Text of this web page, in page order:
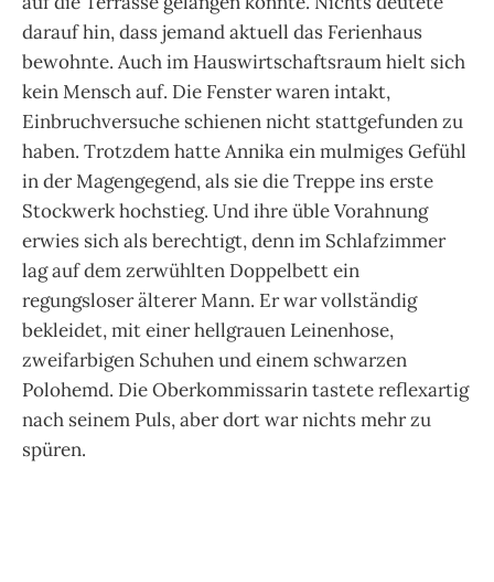
darauf hin, dass jemand aktuell das Ferienhaus
bewohnte. Auch im Hauswirtschaftsraum hielt sich
kein Mensch auf. Die Fenster waren intakt,
Einbruchversuche schienen nicht stattgefunden zu
haben. Trotzdem hatte Annika ein mulmiges Gefühl
in der Magengegend, als sie die Treppe ins erste
Stockwerk hochstieg. Und ihre üble Vorahnung
erwies sich als berechtigt, denn im Schlafzimmer
lag auf dem zerwühlten Doppelbett ein
regungsloser älterer Mann. Er war vollständig
bekleidet, mit einer hellgrauen Leinenhose,
zweifarbigen Schuhen und einem schwarzen
Polohemd. Die Oberkommissarin tastete reflexartig
nach seinem Puls, aber dort war nichts mehr zu
spüren.